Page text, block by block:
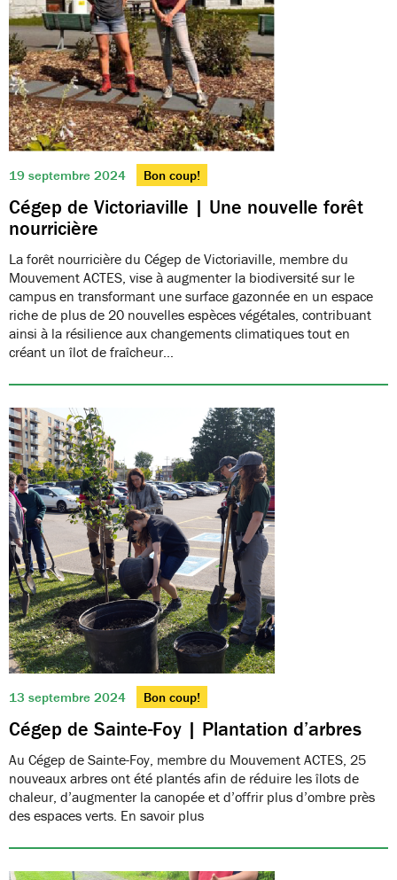
19 septembre 2024 Bon coup!
Cégep de Victoriaville | Une nouvelle forêt
nourricière
La forêt nourricière du Cégep de Victoriaville, membre du
Mouvement ACTES, vise à augmenter la biodiversité sur le
campus en transformant une surface gazonnée en un espace
riche de plus de 20 nouvelles espèces végétales, contribuant
ainsi à la résilience aux changements climatiques tout en
créant un îlot de fraîcheur…
13 septembre 2024 Bon coup!
Cégep de Sainte-Foy | Plantation d’arbres
Au Cégep de Sainte-Foy, membre du Mouvement ACTES, 25
nouveaux arbres ont été plantés afin de réduire les îlots de
chaleur, d’augmenter la canopée et d’offrir plus d’ombre près
des espaces verts. En savoir plus